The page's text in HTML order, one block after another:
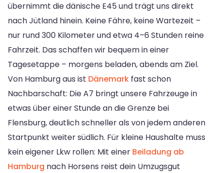
übernimmt die dänische E45 und trägt uns direkt
nach Jütland hinein. Keine Fähre, keine Wartezeit –
nur rund 300 Kilometer und etwa 4–6 Stunden reine
Fahrzeit. Das schaffen wir bequem in einer
Tagesetappe – morgens beladen, abends am Ziel.
Von Hamburg aus ist Dänemark fast schon
Nachbarschaft: Die A7 bringt unsere Fahrzeuge in
etwas über einer Stunde an die Grenze bei
Flensburg, deutlich schneller als von jedem anderen
Startpunkt weiter südlich. Für kleine Haushalte muss
kein eigener Lkw rollen: Mit einer Beiladung ab
Hamburg nach Horsens reist dein Umzugsgut